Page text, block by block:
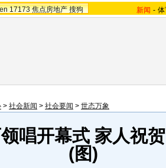
17173 焦点房地产 搜狗 新闻 -
> 社会新闻 > 社会要闻 > 世态万象
唱开幕式 家人祝
(图)